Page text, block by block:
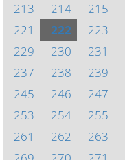
213
214 215
221
222 223
229
230 231
237
238 239
245
246 247
253
254 255
261
262 263